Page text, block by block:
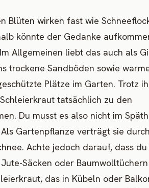
Blüten wirken fast wie
könnte der Gedanke
Allgemeinen liebt das auch als
trockene Sandböden sowie
Plätze im Garten. Trotz
tatsächlich zu den
Du musst es also nicht im
Gartenpflanze verträgt sie
Achte jedoch darauf, dass
Säcken oder Baumwolltüchern
das in Kübeln oder